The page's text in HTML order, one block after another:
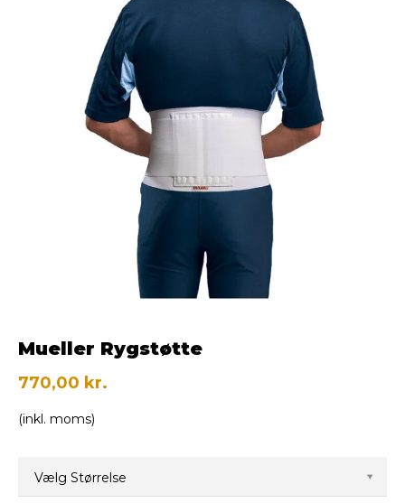
Mueller Rygstøtte
770,00 kr.
(inkl. moms)
Vælg Størrelse